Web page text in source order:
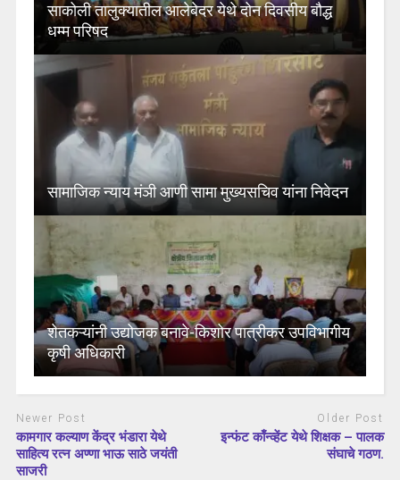
साकोली तालुक्यातील आलेबेदर येथे दोन दिवसीय बौद्ध
धम्म परिषद
सामाजिक न्याय मंञी आणी सामा मुख्यसचिव यांना निवेदन
शेतकऱ्यांनी उद्योजक बनावे-किशोर पात्रीकर उपविभागीय
कृषी अधिकारी
Newer Post
कामगार कल्याण केंद्र भंडारा येथे
साहित्य रत्न अण्णा भाऊ साठे जयंती
साजरी
Older Post
इन्फंट काँन्व्हेंट येथे शिक्षक – पालक
संघाचे गठण.